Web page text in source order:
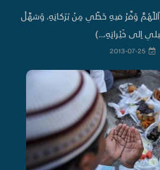
(اَللّهُمَّ وَفِّرْ فيهِ حَظّي مِنْ بَرَكاتِهِ، وَسَهِّلْ
اِلى خَيْراتِهِ،...)
2013-07-25